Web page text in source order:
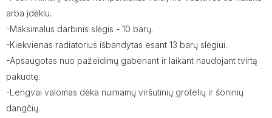
arba įdėklu.
-Maksimalus darbinis slėgis - 10 barų.
-Kiekvienas radiatorius išbandytas esant 13 barų slėgiui.
-Apsaugotas nuo pažeidimų gabenant ir laikant naudojant tvirtą
pakuotę.
-Lengvai valomas dėka nuimamų viršutinių grotelių ir šoninių
dangčių.